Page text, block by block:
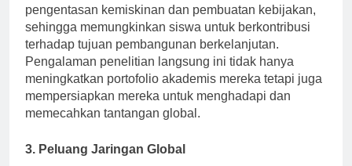
pengentasan kemiskinan dan pembuatan kebijakan,
sehingga memungkinkan siswa untuk berkontribusi
terhadap tujuan pembangunan berkelanjutan.
Pengalaman penelitian langsung ini tidak hanya
meningkatkan portofolio akademis mereka tetapi juga
mempersiapkan mereka untuk menghadapi dan
memecahkan tantangan global.
3. Peluang Jaringan Global